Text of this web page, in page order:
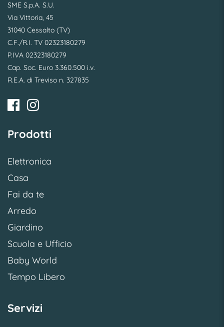
SME S.p.A. S.U.
Via Vittoria, 45
31040 Cessalto (TV)
C.F./R.I. TV 02323180279
P.IVA 02323180279
Cap. Soc. Euro 3.360.500 i.v.
R.E.A. di Treviso n. 327835
Prodotti
Elettronica
Casa
Fai da te
Arredo
Giardino
Scuola e Ufficio
Baby World
Tempo Libero
Servizi